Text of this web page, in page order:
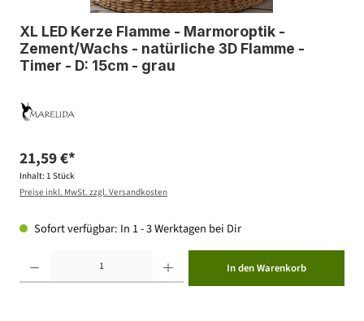
XL LED Kerze Flamme - Marmoroptik -
Zement/Wachs - natürliche 3D Flamme -
Timer - D: 15cm - grau
21,59 €*
Inhalt: 1 Stück
Preise inkl. MwSt. zzgl. Versandkosten
Sofort verfügbar: In 1 - 3 Werktagen bei Dir
In den Warenkorb